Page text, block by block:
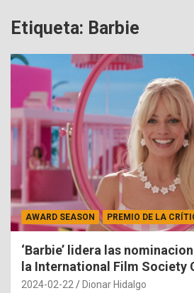
Etiqueta: Barbie
AWARD SEASON PREMIO DE LA
‘Barbie’ lidera las
la International Film Society
2024-02-22 Dionar Hidalgo